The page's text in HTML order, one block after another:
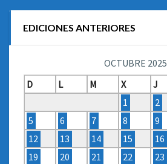
EDICIONES ANTERIORES
OCTUBRE 2025
D
L M X J
1
2
5
6 7 8 9
12
13 14 15 16
19
20 21 22 23